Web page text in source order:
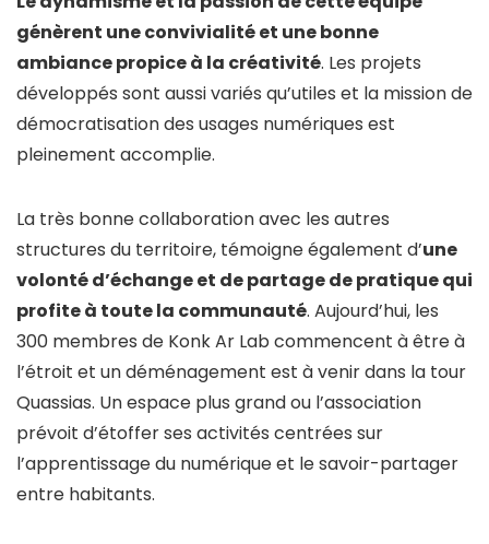
génèrent une convivialité et une bonne
ambiance propice à la créativité. Les projets
développés sont aussi variés qu’utiles et la mission de
démocratisation des usages numériques est
pleinement accomplie.
La très bonne collaboration avec les autres
structures du territoire, témoigne également d’une
volonté d’échange et de partage de pratique qui
profite à toute la communauté. Aujourd’hui, les
300 membres de Konk Ar Lab commencent à être à
l’étroit et un déménagement est à venir dans la tour
Quassias. Un espace plus grand ou l’association
prévoit d’étoffer ses activités centrées sur
l’apprentissage du numérique et le savoir-partager
entre habitants.